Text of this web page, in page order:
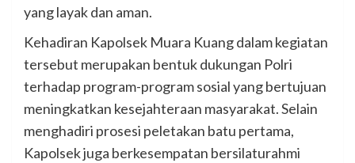
yang layak dan aman.
Kehadiran Kapolsek Muara Kuang dalam kegiatan
tersebut merupakan bentuk dukungan Polri
terhadap program-program sosial yang bertujuan
meningkatkan kesejahteraan masyarakat. Selain
menghadiri prosesi peletakan batu pertama,
Kapolsek juga berkesempatan bersilaturahmi